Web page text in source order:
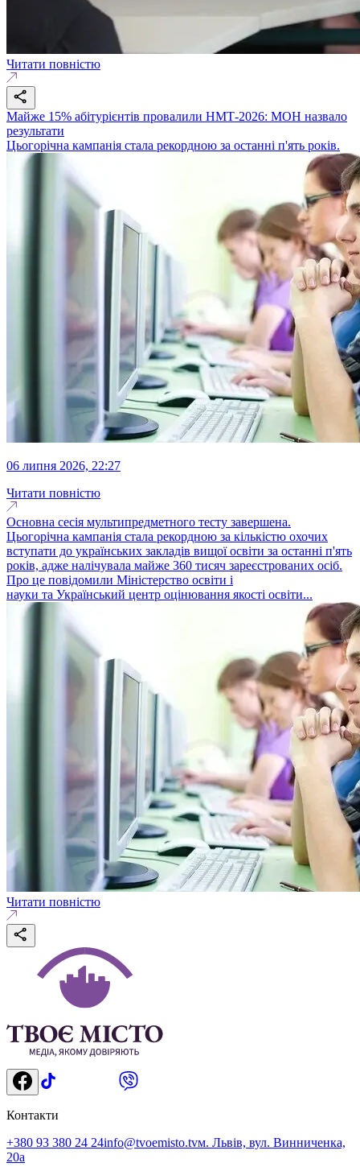
Читати повністю
Майже 15% абітурієнтів провалили НМТ-2026: МОН назвало
результати
Цьогорічна кампанія стала рекордною за останні п'ять років.
06 липня 2026, 22:27
Читати повністю
Основна сесія мультипредметного тесту завершена.
Цьогорічна кампанія стала рекордною за кількістю охочих
вступати до українських закладів вищої освіти за останні п'ять
років, адже налічувала майже 360 тисяч зареєстрованих осіб.
Про це повідомили Міністерство освіти і
науки та Український центр оцінювання якості освіти...
Читати повністю
Контакти
+380 93 380 24 24info@tvoemisto.tvм. Львів, вул. Винниченка,
20а